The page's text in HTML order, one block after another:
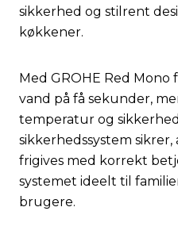
sikkerhed og stilrent
køkkener.
Med GROHE Red
vand på få sekunder,
temperatur og
sikkerhedssystem
frigives med korrekt
systemet ideelt til
brugere.